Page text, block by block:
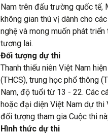
Nam trên đấu trường quốc tế,
không gian thú vị dành cho
nghệ và mong muốn phát
tương lai.
Đối tượng dự thi
Thanh thiếu niên Việt Nam
(THCS), trung học phổ thông
Nam, độ tuổi từ 13 - 22. Các
hoặc đại diện Việt Nam dự thi
đối tượng tham gia Cuộc thi
Hình thức dự thi